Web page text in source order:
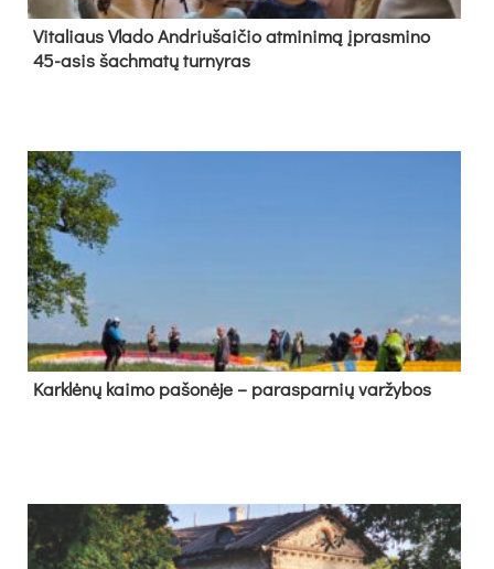
Vi­ta­liaus Vla­do And­riu­šai­čio at­mi­ni­mą įpras­mi­no
45-asis šach­ma­tų tur­ny­ras
Kark­lė­nų kai­mo pa­šo­nė­je – pa­ras­par­nių var­žy­bos